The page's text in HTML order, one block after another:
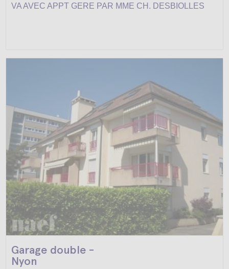
VA AVEC APPT GERE PAR MME CH. DESBIOLLES
Garage double -
Nyon